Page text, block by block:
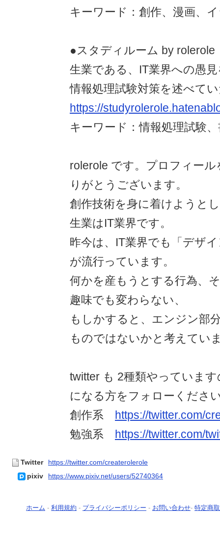
キーワード：創作、漫画、
●スタディルーム by rolerole
生業である、IT業界への愚
情報処理試験対策を述べて
https://
キーワード：情報処理試験
rolerole です。プロフィー
りがとうございます。
創作技術を身に着けようと
生業はIT業界です。
昨今は、IT業界でも「デザ
が流行っています。
何かを産もうとする行為、
趣味でも変わらない、
もしかすると、エンジン部
ものではないかと考えてい
twitter も 2種類やっていま
になる方をフォローくださ
創作系
https://twitter.com/
勉強系
https://twitter.com/
Twitter
https://twitter.com/createrolerole
pixiv
https://www.pixiv.net/users/52740364
ホーム - 利用規約 - プライバシーポリシー - お問い合わせ- 特定商